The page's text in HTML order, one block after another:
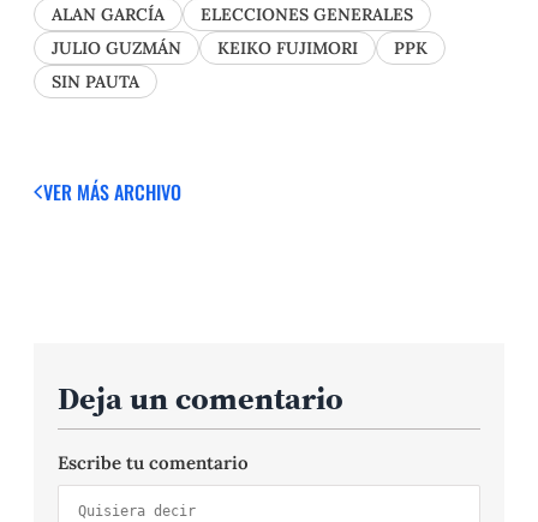
ALAN GARCÍA
ELECCIONES GENERALES
JULIO GUZMÁN
KEIKO FUJIMORI
PPK
SIN PAUTA
VER MÁSARCHIVO
Deja un comentario
Escribe tu comentario